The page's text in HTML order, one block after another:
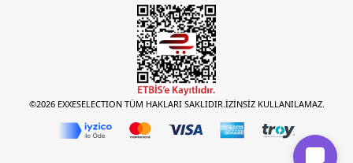
©2026 EXXESELECTION TÜM HAKLARI SAKLIDIR.İZİNSİZ KULLANILAMAZ.